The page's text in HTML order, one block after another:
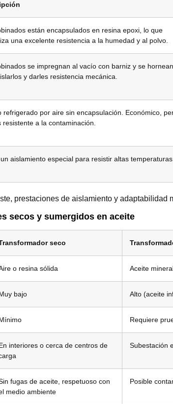
están encapsulados en resina epoxi, lo que
una excelente resistencia a la humedad y al polvo.
se impregnan al vacío con barniz y se hornean
y darles resistencia mecánica.
refrigerado por aire sin encapsulación. Económico,
resistente a la contaminación.
aislamiento especial para resistir altas temperaturas.
prestaciones de aislamiento y adaptabilidad
secos y sumergidos en aceite
seco
o resina sólida Aceite
bajo Alto (aceite
Requiere
interiores o cerca de centros de
Subestación
fugas de aceite, respetuoso con
medio ambiente
Posible